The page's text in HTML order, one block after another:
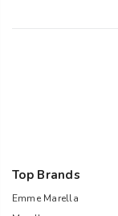
Top Brands
Emme Marella